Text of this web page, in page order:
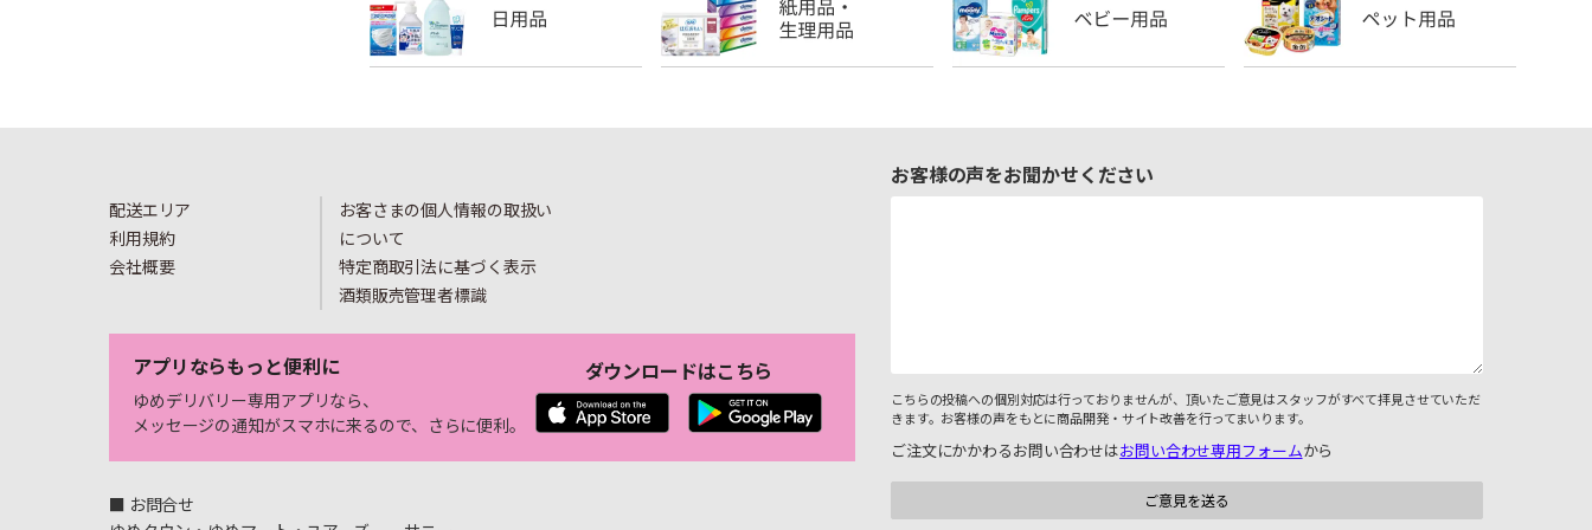
配送エリア
利用規約
会社概要
お客さまの個人情報の取扱い
について
特定商取引法に基づく表示
酒類販売管理者標識
アプリならもっと便利に
ゆめデリバリー専用アプリなら、
メッセージの通知がスマホに来るので、さらに便利。
ダウンロードはこちら
■ お問合せ
お客様の声をお聞かせください
こちらの投稿への個別対応は行っておりませんが、頂いたご意見はスタッフがすべて拝見させていただ
きます。お客様の声をもとに商品開発・サイト改善を行ってまいります。
ご注文にかかわるお問い合わせはお問い合わせ専用フォームから